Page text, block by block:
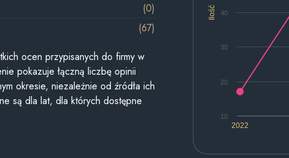
Ilość
2022
10
20
30
40
(0)
(67)
ocen przypisanych do firmy w
pokazuje łączną liczbę opinii
okresie, niezależnie od źródła ich
są dla lat, dla których dostępne